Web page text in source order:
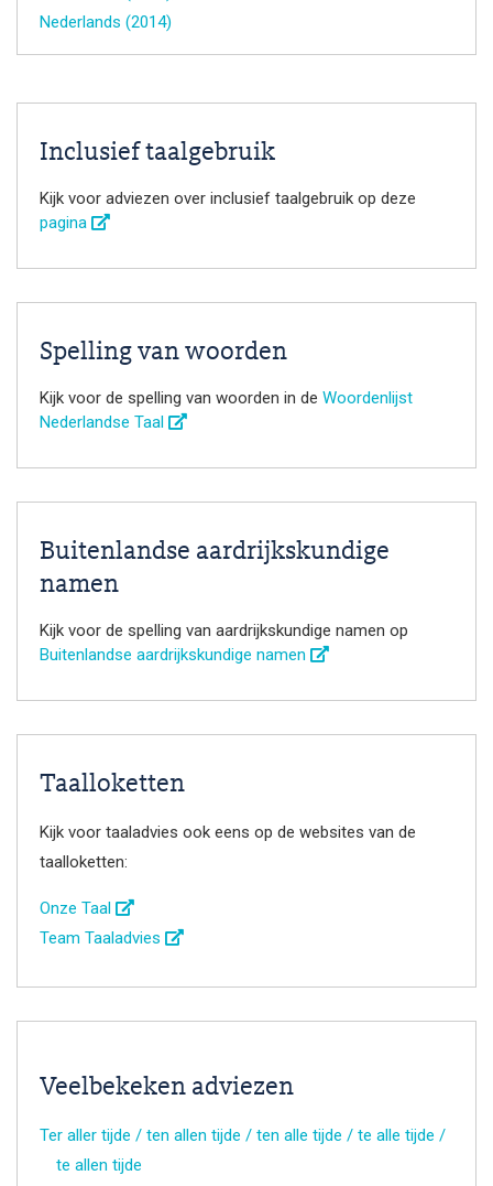
Nederlands (2014)
Inclusief taalgebruik
Kijk voor adviezen over inclusief taalgebruik op deze
pagina
Spelling van woorden
Kijk voor de spelling van woorden in de Woordenlijst
Nederlandse Taal
Buitenlandse aardrijkskundige
namen
Kijk voor de spelling van aardrijkskundige namen op
Buitenlandse aardrijkskundige namen
Taalloketten
Kijk voor taaladvies ook eens op de websites van de
taalloketten:
Onze Taal
Team Taaladvies
Veelbekeken adviezen
Ter aller tijde / ten allen tijde / ten alle tijde / te alle tijde /
te allen tijde